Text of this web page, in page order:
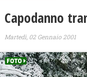
Capodanno
Martedì, 02 Gennaio 2001